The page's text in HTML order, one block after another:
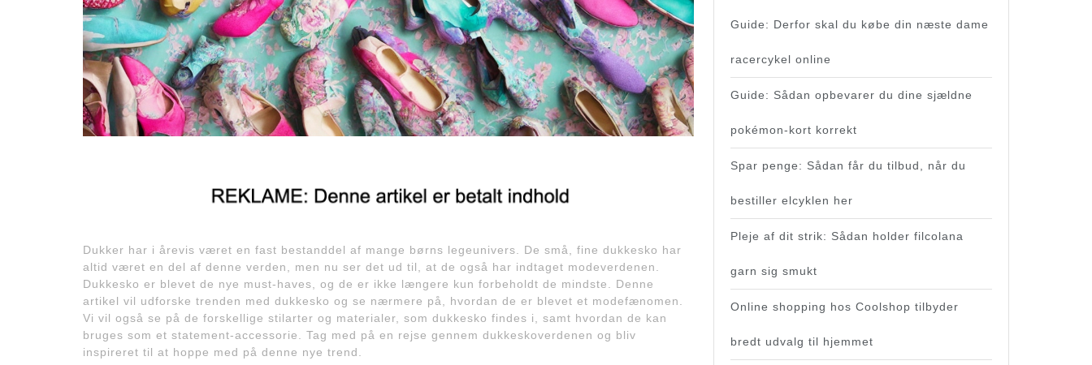
Dukker har i årevis været en fast bestanddel af mange børns legeunivers. De små, fine dukkesko har
altid været en del af denne verden, men nu ser det ud til, at de også har indtaget modeverdenen.
Dukkesko er blevet de nye must-haves, og de er ikke længere kun forbeholdt de mindste. Denne
artikel vil udforske trenden med dukkesko og se nærmere på, hvordan de er blevet et modefænomen.
Vi vil også se på de forskellige stilarter og materialer, som dukkesko findes i, samt hvordan de kan
bruges som et statement-accessorie. Tag med på en rejse gennem dukkeskoverdenen og bliv
inspireret til at hoppe med på denne nye trend.
Guide: Derfor skal du købe din næste dame
racercykel online
Guide: Sådan opbevarer du dine sjældne
pokémon-kort korrekt
Spar penge: Sådan får du tilbud, når du
bestiller elcyklen her
Pleje af dit strik: Sådan holder filcolana
garn sig smukt
Online shopping hos Coolshop tilbyder
bredt udvalg til hjemmet